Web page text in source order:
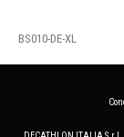
BS010-DE-XL